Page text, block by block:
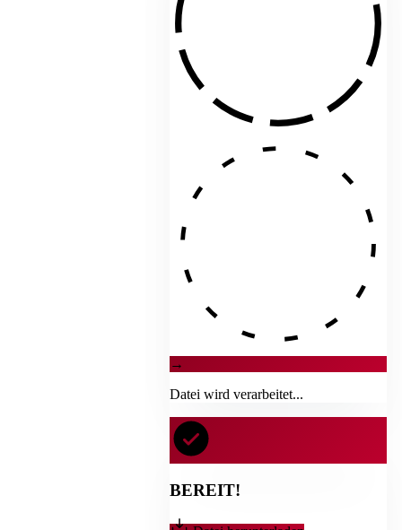
→
Datei wird verarbeitet...
BEREIT!